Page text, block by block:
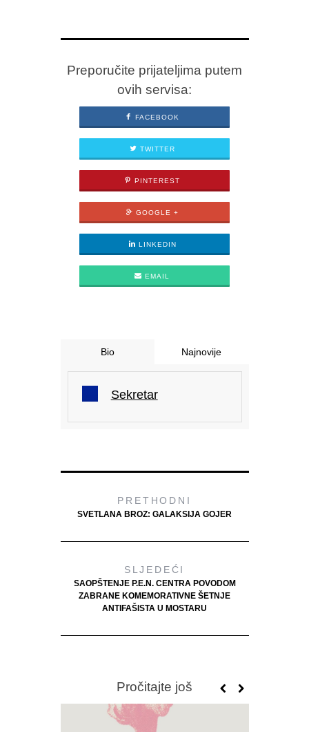
Preporučite prijateljima putem
ovih servisa:
FACEBOOK
TWITTER
PINTEREST
GOOGLE +
LINKEDIN
EMAIL
Bio Najnovije
Sekretar
PRETHODNI
SVETLANA BROZ: GALAKSIJA GOJER
SLJEDEĆI
SAOPŠTENJE P.E.N. CENTRA POVODOM
ZABRANE KOMEMORATIVNE ŠETNJE
ANTIFAŠISTA U MOSTARU
Pročitajte još